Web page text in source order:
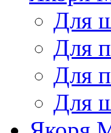
Для
Для
Для
Для